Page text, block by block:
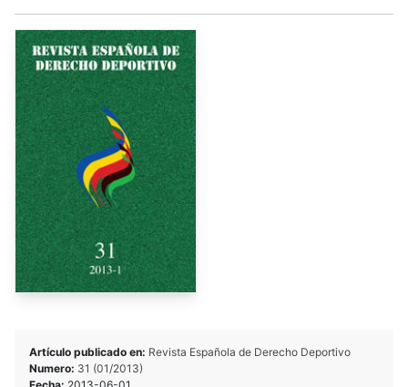
Artículo publicado en: Revista Española de Derecho Deportivo
Numero: 31 (01/2013)